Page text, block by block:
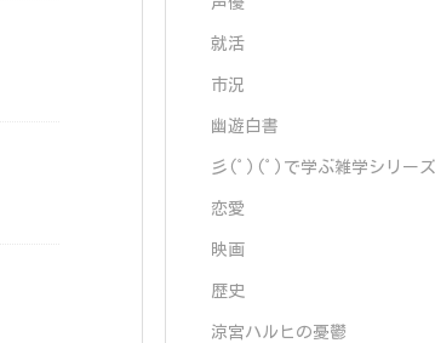
就活
市況
幽遊白書
彡(ﾟ)(ﾟ)で学ぶ雑学シリーズ
恋愛
映画
歴史
涼宮ハルヒの憂鬱